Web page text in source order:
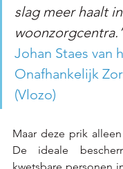
slag meer haalt
Johan Staes van
Onafhankelijk
(Vlozo)
Maar deze prik
De ideale
kwetsbare personen